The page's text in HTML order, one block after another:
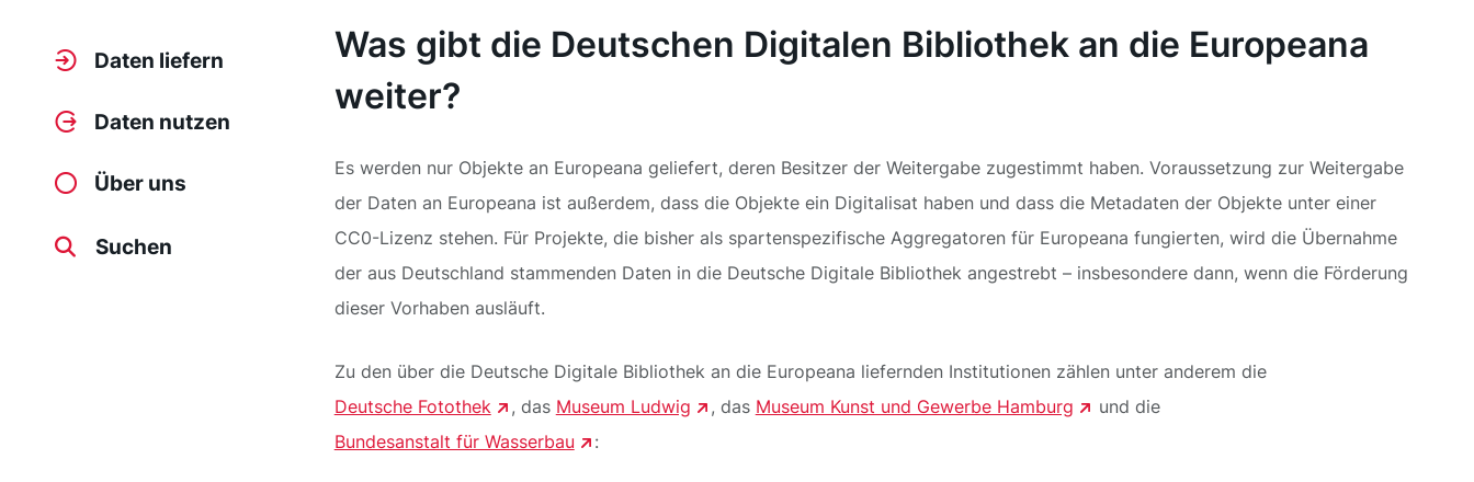
Daten liefern
Daten nutzen
Über uns
Suchen
Was gibt die Deutschen Digitalen Bibliothek an die Europeana
weiter?
Es werden nur Objekte an Europeana geliefert, deren Besitzer der Weitergabe zugestimmt haben. Voraussetzung zur Weitergabe
der Daten an Europeana ist außerdem, dass die Objekte ein Digitalisat haben und dass die Metadaten der Objekte unter einer
CC0-Lizenz stehen. Für Projekte, die bisher als spartenspezifische Aggregatoren für Europeana fungierten, wird die Übernahme
der aus Deutschland stammenden Daten in die Deutsche Digitale Bibliothek angestrebt – insbesondere dann, wenn die Förderung
dieser Vorhaben ausläuft.
Zu den über die Deutsche Digitale Bibliothek an die Europeana liefernden Institutionen zählen unter anderem die
Deutsche Fotothek
, das Museum Ludwig , das Museum Kunst und Gewerbe Hamburg
und die
Bundesanstalt für Wasserbau
: